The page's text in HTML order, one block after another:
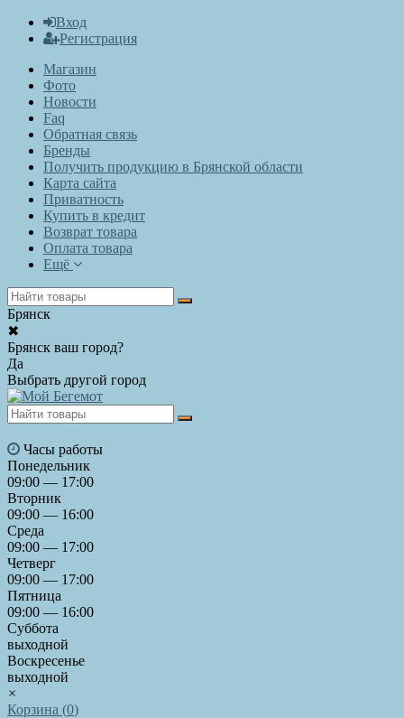
Вход
Регистрация
Магазин
Фото
Новости
Faq
Обратная связь
Бренды
Получить продукцию в Брянской области
Карта сайта
Приватность
Купить в кредит
Возврат товара
Оплата товара
Ещё
Брянск
✖
Брянск ваш город?
Да
Выбрать другой город
Часы работы
Понедельник
09:00 — 17:00
Вторник
09:00 — 16:00
Среда
09:00 — 17:00
Четверг
09:00 — 17:00
Пятница
09:00 — 16:00
Суббота
выходной
Воскресенье
выходной
×
Корзина (0)